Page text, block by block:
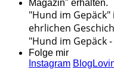
"Hund im
ehrlichen
"Hund im Gepäck
Folge mir
Instagram